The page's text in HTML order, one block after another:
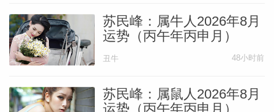
苏民峰：属牛人2026年8月
运势（丙午年丙申月）
丑牛 48小时前
苏民峰：属鼠人2026年8月
运势（丙午年丙申月）